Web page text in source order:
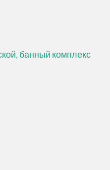
банный комплекс